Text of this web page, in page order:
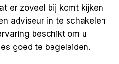
er zoveel bij komt kijken
adviseur in te schakelen
beschikt om u
goed te begeleiden.